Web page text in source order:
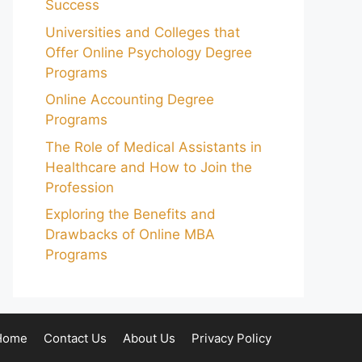
Success
Universities and Colleges that
Offer Online Psychology Degree
Programs
Online Accounting Degree
Programs
The Role of Medical Assistants in
Healthcare and How to Join the
Profession
Exploring the Benefits and
Drawbacks of Online MBA
Programs
Contact Us About Us Privacy Policy